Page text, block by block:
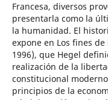
Francesa, diversos
presentarla como la
la humanidad. El
expone en Los fines
1996), que Hegel
realización de la
constitucional
principios de la